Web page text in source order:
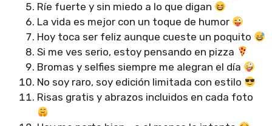
Ríe fuerte y sin miedo a lo que digan
La vida es mejor con un toque de humor
Hoy toca ser feliz aunque cueste un poquito
Si me ves serio, estoy pensando en pizza
Bromas y selfies siempre me alegran el día
No soy raro, soy edición limitada con estilo
Risas gratis y abrazos incluidos en cada foto